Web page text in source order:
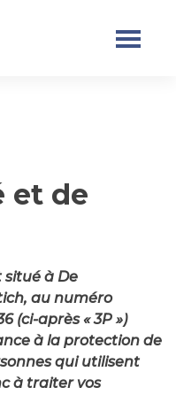
et de
situé à De
au numéro
(ci-après « 3P »)
à la protection de
qui utilisent
à traiter vos